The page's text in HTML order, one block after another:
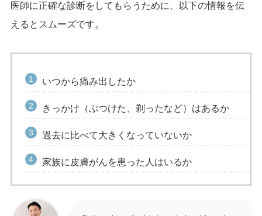
医師に正確な診断をしてもらうために、以下の情報を伝
えるとスムーズです。
いつから痛み出したか
きっかけ（ぶつけた、剃ったなど）はあるか
過去に比べて大きくなっていないか
家族に皮膚がんを患った人はいるか